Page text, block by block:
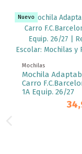
Nuevo
Mochilas
Mochila
Carro
1A Equip. 26/27